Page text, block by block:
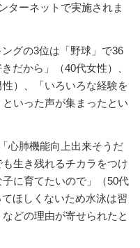
ターネットで実施されま
グの3位は「野球」で36
だから」（40代女性）、
性）、「いろいろな経験を
いった声が集まったとい
心肺機能向上出来そうだ
生き残れるチカラをつけ
に育てたいので」（50代
ほしくないため水泳は習
どの理由が寄せられたと